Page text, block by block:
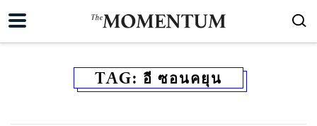
TAG: อี ซอนคยุน